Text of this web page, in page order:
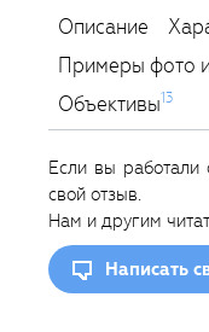
Описание
Примеры фото
Объективы13
Если вы работали
свой отзыв.
Нам и другим
Написать